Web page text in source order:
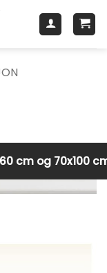
cm og 70x100